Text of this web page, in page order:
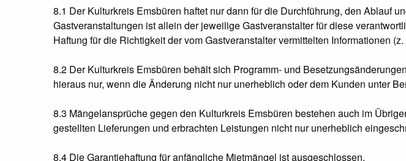
8.1 Der Kulturkreis Emsbüren haftet nur dann für die Durchführung, den Ablauf
Gastveranstaltungen ist allein der jeweilige Gastveranstalter für diese
Haftung für die Richtigkeit der vom Gastveranstalter vermittelten Informationen
8.2 Der Kulturkreis Emsbüren behält sich Programm- und
hieraus nur, wenn die Änderung nicht nur unerheblich oder dem Kunden unter
8.3 Mängelansprüche gegen den Kulturkreis Emsbüren bestehen auch im
gestellten Lieferungen und erbrachten Leistungen nicht nur unerheblich
8.4 Die Garantiehaftung für anfängliche Mietmängel ist ausgeschlossen.